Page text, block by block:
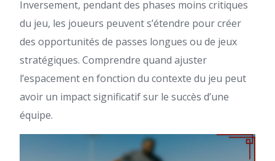
Inversement, pendant des phases moins critiques
du jeu, les joueurs peuvent s’étendre pour créer
des opportunités de passes longues ou de jeux
stratégiques. Comprendre quand ajuster
l’espacement en fonction du contexte du jeu peut
avoir un impact significatif sur le succès d’une
équipe.